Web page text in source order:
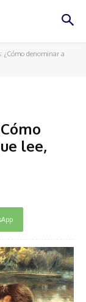
¿Cómo denominar a
lee,